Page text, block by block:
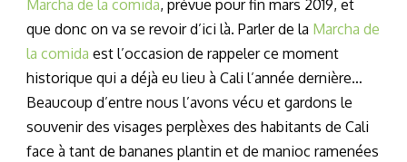
Marcha de la comida, prévue pour fin mars 2019, et
que donc on va se revoir d’ici là. Parler de la Marcha de
la comida est l’occasion de rappeler ce moment
historique qui a déjà eu lieu à Cali l’année dernière…
Beaucoup d’entre nous l’avons vécu et gardons le
souvenir des visages perplèxes des habitants de Cali
face à tant de bananes plantin et de manioc ramenées